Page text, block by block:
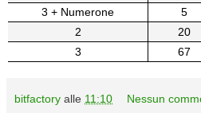
3 + Numerone
5
2
20
3
67
bitfactory alle 11:10 Nessun